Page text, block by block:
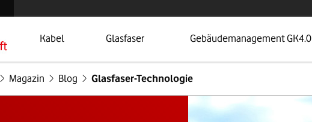
Öffnet Menü
Kabel Zur Seite
Glasfaser Öffnet Menü
Gebäudemanagement GK4.0
Magazin Blog Glasfaser-Technologie